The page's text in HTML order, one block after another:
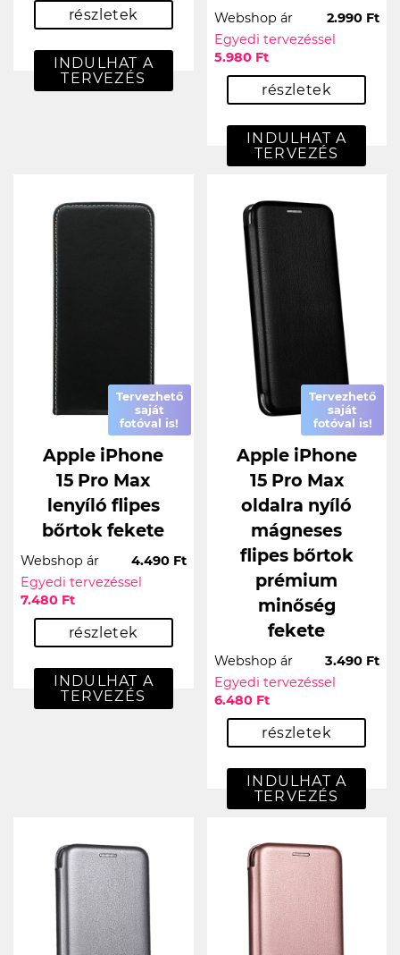
részletek
INDULHAT A
TERVEZÉS
Webshop ár
2.990 Ft
Egyedi tervezéssel
5.980 Ft
részletek
INDULHAT A
TERVEZÉS
Tervezhető
saját
fotóval is!
Apple iPhone
15 Pro Max
lenyíló flipes
bőrtok fekete
Webshop ár
4.490 Ft
Egyedi tervezéssel
7.480 Ft
részletek
INDULHAT A
TERVEZÉS
Tervezhető
saját
fotóval is!
Apple iPhone
15 Pro Max
oldalra nyíló
mágneses
flipes bőrtok
prémium
minőség
fekete
Webshop ár
3.490 Ft
Egyedi tervezéssel
6.480 Ft
részletek
INDULHAT A
TERVEZÉS